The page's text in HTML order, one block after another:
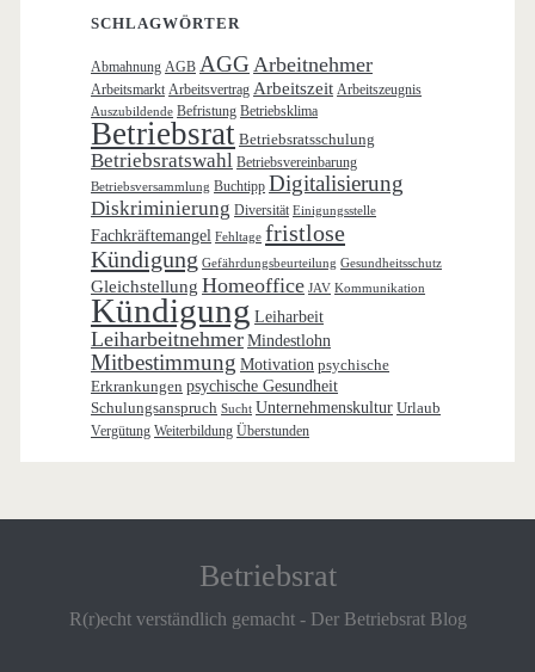
SCHLAGWÖRTER
Abmahnung AGB AGG Arbeitnehmer
Arbeitsmarkt Arbeitsvertrag Arbeitszeit Arbeitszeugnis
Auszubildende Befristung Betriebsklima
Betriebsrat Betriebsratsschulung
Betriebsratswahl Betriebsvereinbarung
Betriebsversammlung Buchtipp Digitalisierung
Diskriminierung Diversität Einigungsstelle
Fachkräftemangel Fehltage fristlose
Kündigung Gefährdungsbeurteilung Gesundheitsschutz
Gleichstellung Homeoffice JAV Kommunikation
Kündigung Leiharbeit
Leiharbeitnehmer Mindestlohn
Mitbestimmung Motivation psychische
Erkrankungen psychische Gesundheit
Schulungsanspruch Sucht Unternehmenskultur Urlaub
Vergütung Weiterbildung Überstunden
Betriebsrat
R(r)echt verständlich gemacht - Der Betriebsrat Blog